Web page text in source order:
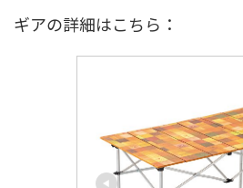
ギアの詳細はこちら：